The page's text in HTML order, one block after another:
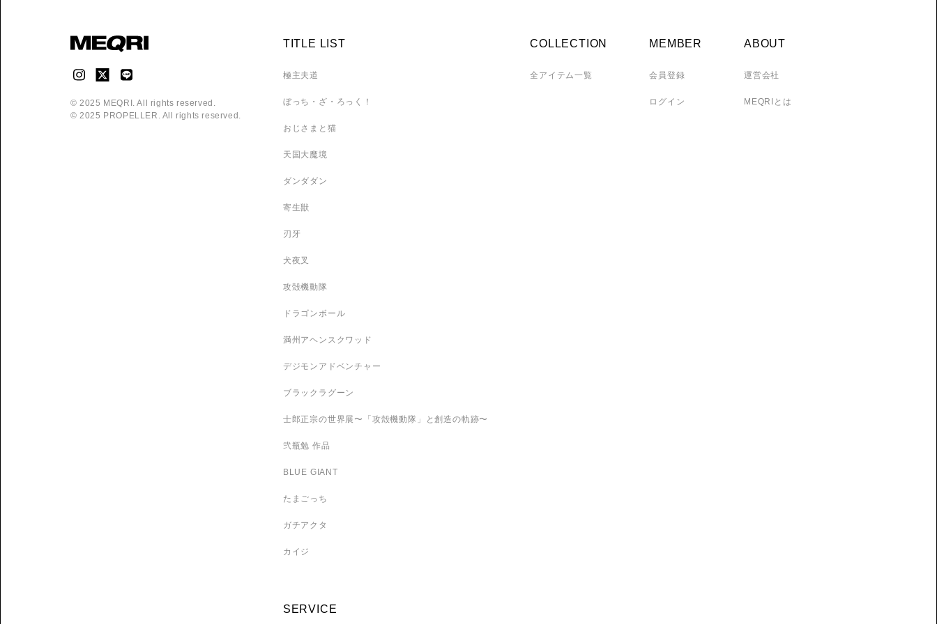
© 2025 MEQRI. All rights reserved.
© 2025 PROPELLER. All rights reserved.
TITLE LIST
極主夫道
ぼっち・ざ・ろっく！
おじさまと猫
天国大魔境
ダンダダン
寄生獣
刃牙
犬夜叉
攻殻機動隊
ドラゴンボール
満州アヘンスクワッド
デジモンアドベンチャー
ブラックラグーン
士郎正宗の世界展〜「攻殻機動隊」と創造の軌跡〜
弐瓶勉 作品
BLUE GIANT
たまごっち
ガチアクタ
カイジ
COLLECTION
全アイテム一覧
MEMBER
会員登録
ログイン
ABOUT
運営会社
MEQRIとは
SERVICE